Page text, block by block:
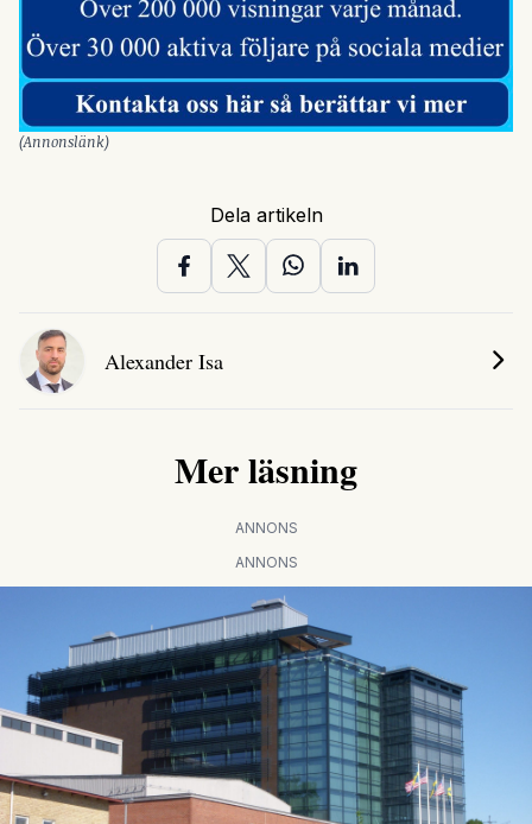
(Annonslänk)
Dela artikeln
Alexander Isa
Mer läsning
ANNONS
ANNONS